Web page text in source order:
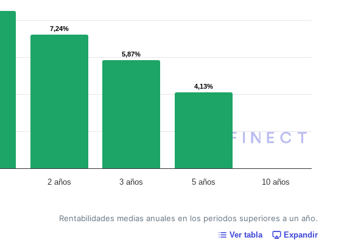
7,24%
7,24%
5,87%
5,87%
4,13%
4,13%
2 años 3 años 5 años 10 años
Rentabilidades medias anuales en los periodos superiores a un año.
Ver tabla Expandir